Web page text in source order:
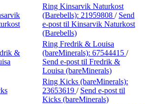
Ring Kinsarvik Naturkost
(Barebells): 21959808 / Send
e-post til Kinsarvik Naturkost
(Barebells)
&
Ring Fredrik & Louisa
(bareMinerals): 67544415 /
Send e-post til Fredrik &
Louisa (bareMinerals)
Ring Kicks (bareMinerals):
23653619 / Send e-post til
Kicks (bareMinerals)